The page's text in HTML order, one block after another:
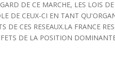
DE CE MARCHE, LES LOIS
DE CEUX-CI EN TANT
DE CES RESEAUX.LA FRANCE
DE LA POSITION